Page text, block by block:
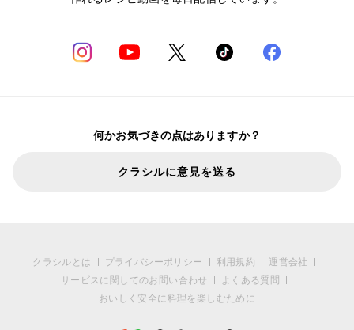
何かお気づきの点はありますか？
クラシルに意見を送る
クラシルとは プライバシーポリシー 利用規約
運営会社
サービスに関してのお問い合わせ
よくある質問
おいしく安全に料理を楽しむために